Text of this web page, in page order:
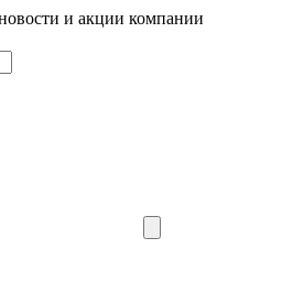
и акции компании